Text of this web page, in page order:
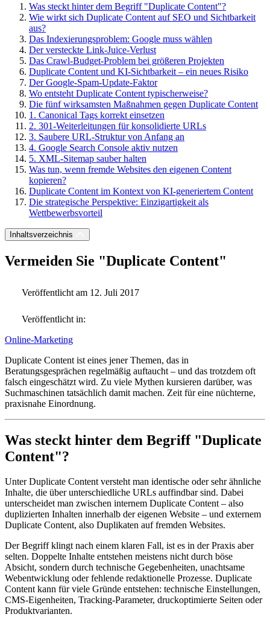
Was steckt hinter dem Begriff "Duplicate Content"?
Wie wirkt sich Duplicate Content auf SEO und Sichtbarkeit
aus?
Das Indexierungsproblem: Google muss wählen
Der versteckte Link-Juice-Verlust
Das Crawl-Budget-Problem bei größeren Projekten
Duplicate Content und KI-Sichtbarkeit – ein neues Risiko
Der Google-Spam-Update-Faktor
Wo entsteht Duplicate Content typischerweise?
Die fünf wirksamsten Maßnahmen gegen Duplicate Content
1. Canonical Tags korrekt einsetzen
2. 301-Weiterleitungen für konsolidierte URLs
3. Saubere URL-Struktur von Anfang an
4. Google Search Console aktiv nutzen
5. XML-Sitemap sauber halten
Was tun, wenn fremde Websites den eigenen Content
kopieren?
Duplicate Content im Kontext von KI-generiertem Content
Die strategische Perspektive: Einzigartigkeit als
Wettbewerbsvorteil
Inhaltsverzeichnis
Vermeiden Sie "Duplicate Content"
Veröffentlicht am 12. Juli 2017
Veröffentlicht in:
Online-Marketing
Duplicate Content ist eines jener Themen, das in
Beratungsgesprächen regelmäßig auftaucht – und das trotzdem oft
falsch eingeschätzt wird. Zu viele Mythen kursieren darüber, was
Suchmaschinen tatsächlich damit machen. Zeit für eine nüchterne,
praxisnahe Einordnung.
Was steckt hinter dem Begriff "Duplicate
Content"?
Unter Duplicate Content versteht man identische oder sehr ähnliche
Inhalte, die über unterschiedliche URLs auffindbar sind. Dabei
unterscheidet man zwischen internem Duplicate Content – also
duplizierten Inhalten innerhalb der eigenen Website – und externem
Duplicate Content, also Duplikaten auf fremden Websites.
Der Begriff klingt nach einem klaren Fall, ist es in der Praxis aber
selten. Doppelte Inhalte entstehen meistens nicht durch böse
Absicht, sondern durch technische Gegebenheiten, unachtsame
Webentwicklung oder fehlende redaktionelle Prozesse. Duplicate
Content kann für viele Gründe entstehen: technische Einstellungen,
CMS-Eigenheiten, Tracking-Parameter, druckoptimierte Seiten oder
Produktvarianten.